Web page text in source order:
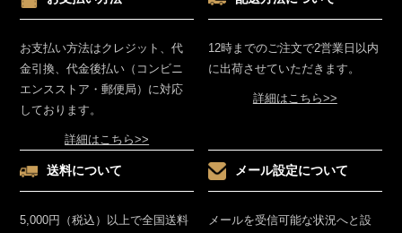
お支払い方法はクレジット、代
金引換、代金後払い（コンビニ
エンスストア・郵便局）に対応
しております。
詳細はこちら>>
12時までのご注文で2営業日以内
に出荷させていただきます。
詳細はこちら>>
送料について
5,000円（税込）以上で全国送料
メール設定について
メールを受信可能な状況へと設